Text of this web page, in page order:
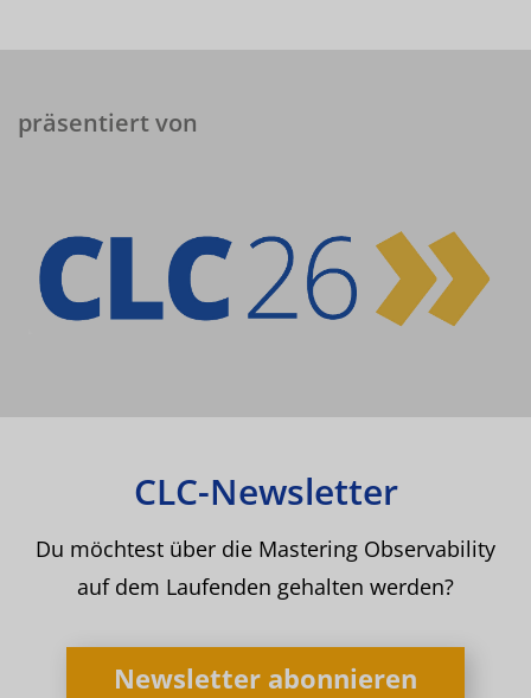
präsentiert von
CLC-Newsletter
Du möchtest über die Mastering Observability
auf dem Laufenden gehalten werden?
Newsletter abonnieren